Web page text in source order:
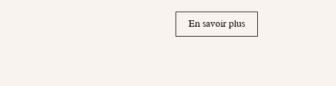
En savoir plus